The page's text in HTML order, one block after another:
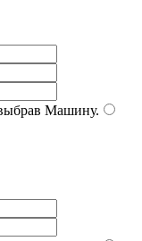
Машину.